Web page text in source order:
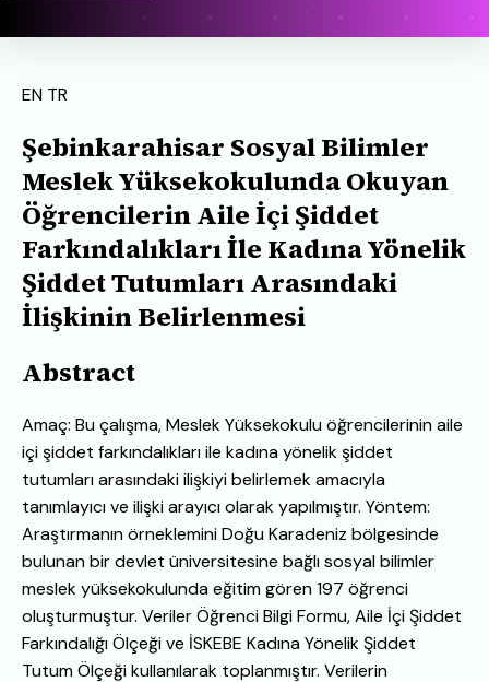
EN TR
Şebinkarahisar Sosyal Bilimler
Meslek Yüksekokulunda Okuyan
Öğrencilerin Aile İçi Şiddet
Farkındalıkları İle Kadına Yönelik
Şiddet Tutumları Arasındaki
İlişkinin Belirlenmesi
Abstract
Amaç: Bu çalışma, Meslek Yüksekokulu öğrencilerinin aile
içi şiddet farkındalıkları ile kadına yönelik şiddet
tutumları arasındaki ilişkiyi belirlemek amacıyla
tanımlayıcı ve ilişki arayıcı olarak yapılmıştır. Yöntem:
Araştırmanın örneklemini Doğu Karadeniz bölgesinde
bulunan bir devlet üniversitesine bağlı sosyal bilimler
meslek yüksekokulunda eğitim gören 197 öğrenci
oluşturmuştur. Veriler Öğrenci Bilgi Formu, Aile İçi Şiddet
Farkındalığı Ölçeği ve İSKEBE Kadına Yönelik Şiddet
Tutum Ölçeği kullanılarak toplanmıştır. Verilerin